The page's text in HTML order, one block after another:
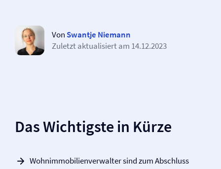
Von Swantje Niemann
Zuletzt aktualisiert am 14.12.2023
Das Wichtigste in Kürze
Wohnimmobilienverwalter sind zum Abschluss